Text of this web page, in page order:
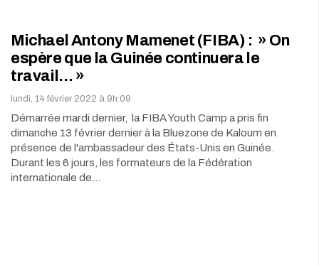
Michael Antony Mamenet (FIBA) : » On
espère que la Guinée continuera le
travail… »
lundi, 14 février 2022 à 9h:09
Démarrée mardi dernier, la FIBA Youth Camp a pris fin
dimanche 13 février dernier à la Bluezone de Kaloum en
présence de l'ambassadeur des États-Unis en Guinée.
Durant les 6 jours, les formateurs de la Fédération
internationale de…